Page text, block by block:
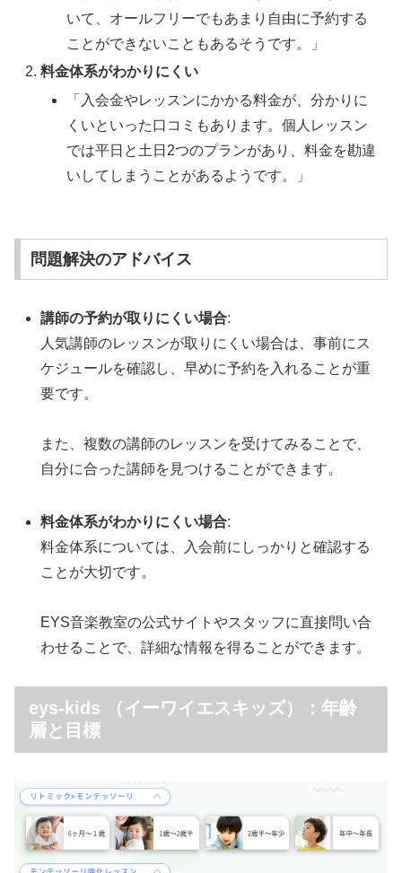
いて、オールフリーでもあまり自由に予約する
ことができないこともあるそうです。」
料金体系がわかりにくい
「入会金やレッスンにかかる料金が、分かりに
くいといった口コミもあります。個人レッスン
では平日と土日2つのプランがあり、料金を勘違
いしてしまうことがあるようです。」
問題解決のアドバイス
講師の予約が取りにくい場合:
人気講師のレッスンが取りにくい場合は、事前にス
ケジュールを確認し、早めに予約を入れることが重
要です。
また、複数の講師のレッスンを受けてみることで、
自分に合った講師を見つけることができます。
料金体系がわかりにくい場合:
料金体系については、入会前にしっかりと確認する
ことが大切です。
EYS音楽教室の公式サイトやスタッフに直接問い合
わせることで、詳細な情報を得ることができます。
eys-kids （イーワイエスキッズ）：年齢
層と目標